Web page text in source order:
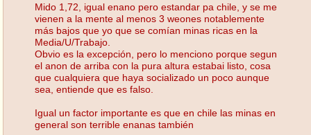
Mido 1,72, igual enano pero estandar pa chile, y se me
vienen a la mente al menos 3 weones notablemente
más bajos que yo que se comían minas ricas en la
Media/U/Trabajo.
Obvio es la excepción, pero lo menciono porque segun
el anon de arriba con la pura altura estabai listo, cosa
que cualquiera que haya socializado un poco aunque
sea, entiende que es falso.
Igual un factor importante es que en chile las minas en
general son terrible enanas también